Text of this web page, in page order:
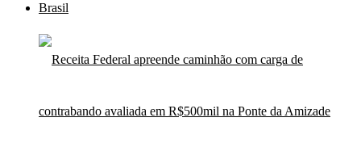
Brasil